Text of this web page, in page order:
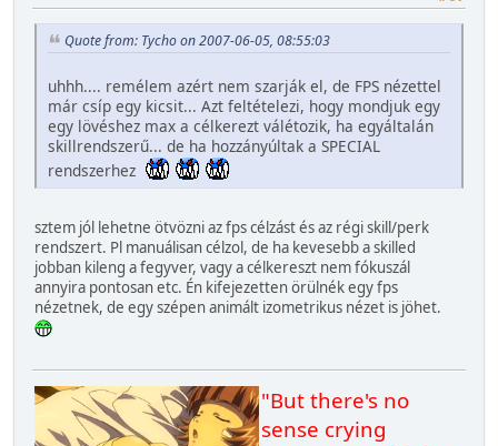
Quote from: Tycho on 2007-06-05, 08:55:03
uhhh.... remélem azért nem szarják el, de FPS nézettel
már csíp egy kicsit... Azt feltételezi, hogy mondjuk egy
egy lövéshez max a célkerezt válétozik, ha egyáltalán
skillrendszerű... de ha hozzányúltak a SPECIAL
rendszerhez
sztem jól lehetne ötvözni az fps célzást és az régi skill/perk
rendszert. Pl manuálisan célzol, de ha kevesebb a skilled
jobban kileng a fegyver, vagy a célkereszt nem fókuszál
annyira pontosan etc. Én kifejezetten örülnék egy fps
nézetnek, de egy szépen animált izometrikus nézet is jöhet.
"But there's no
sense crying